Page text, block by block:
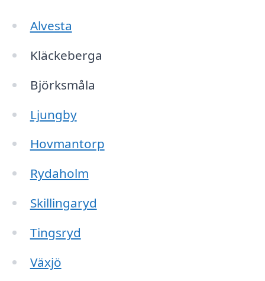
Alvesta
Kläckeberga
Björksmåla
Ljungby
Hovmantorp
Rydaholm
Skillingaryd
Tingsryd
Växjö